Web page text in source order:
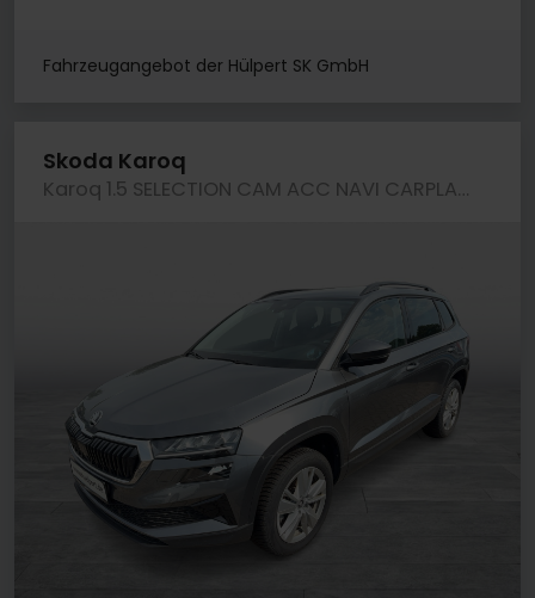
Fahrzeugangebot der Hülpert SK GmbH
Skoda Karoq
Karoq 1.5 SELECTION CAM ACC NAVI CARPLAY SITZHZ.